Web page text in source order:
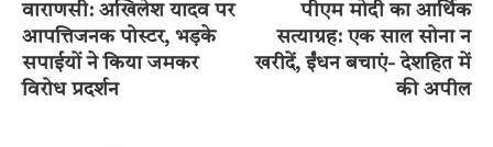
वाराणसी: अखिलेश यादव पर
आपत्तिजनक पोस्टर, भड़के
सपाईयों ने किया जमकर
विरोध प्रदर्शन
पीएम मोदी का आर्थिक
सत्याग्रह: एक साल सोना न
खरीदें, ईंधन बचाएं- देशहित में
की अपील